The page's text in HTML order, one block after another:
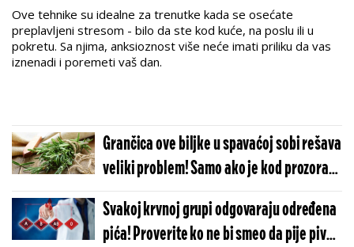
Ove tehnike su idealne za trenutke kada se osećate
preplavljeni stresom - bilo da ste kod kuće, na poslu ili u
pokretu. Sa njima, anksioznost više neće imati priliku da vas
iznenadi i poremeti vaš dan.
Grančica ove biljke u spavaćoj sobi rešava
veliki problem! Samo ako je kod prozora
može da pomogne
Svakoj krvnoj grupi odgovaraju određena
pića! Proverite ko ne bi smeo da pije pivo,